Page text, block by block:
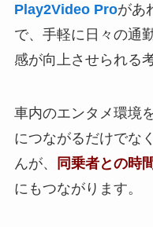
Play2Video Proがあ
で、手軽に日々の通
感が向上させられる
車内のエンタメ環境
につながるだけでな
んが、
同乗者との時
にもつながります。